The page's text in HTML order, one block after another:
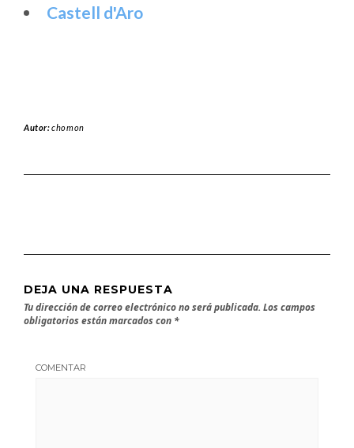
Castell d'Aro
Autor:chomon
DEJA UNA RESPUESTA
Tu dirección de correo electrónico no será publicada. Los campos
obligatorios están marcados con *
COMENTAR